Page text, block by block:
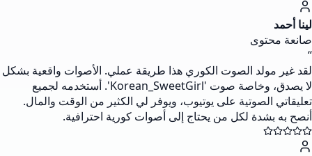
لينا أحمد
صانعة محتوى
“
لقد غير مولد الصوت الكوري هذا طريقة عملي. الأصوات واقعية بشكل
لا يصدق، وخاصة صوت 'Korean_SweetGirl'. أستخدمه لجميع
تعليقاتي الصوتية على يوتيوب، ويوفر لي الكثير من الوقت والمال.
أنصح به بشدة لكل من يحتاج إلى أصوات كورية احترافية.